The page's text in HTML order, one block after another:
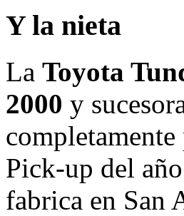
Y la nieta
La Toyota
2000 y
Pick-up del
fabrica en San